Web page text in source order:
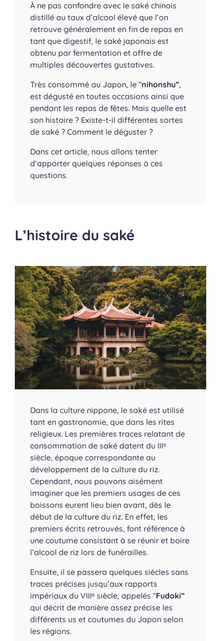
À ne pas confondre avec le saké chinois
distillé au taux d’alcool élevé que l’on
retrouve généralement en fin de repas en
tant que digestif, le saké japonais est
obtenu par fermentation et offre de
multiples découvertes gustatives.
Très consommé au Japon, le “nihonshu”,
est dégusté en toutes occasions ainsi que
pendant les repas de fêtes. Mais quelle est
son histoire ? Existe-t-il différentes sortes
de saké ? Comment le déguster ?
Dans cet article, nous allons tenter
d’apporter quelques réponses à ces
questions.
L’histoire du saké
Dans la culture nippone, le saké est utilisé
tant en gastronomie, que dans les rites
religieux. Les premières traces relatant de
consommation de saké datent du IIIᵉ
siècle, époque correspondante au
développement de la culture du riz.
Cependant, nous pouvons aisément
imaginer que les premiers usages de ces
boissons eurent lieu bien avant, dès le
début de la culture du riz. En effet, les
premiers écrits retrouvés, font référence à
une coutume consistant à se réunir et boire
l’alcool de riz lors de funérailles.
Ensuite, il se passera quelques siècles sans
traces précises jusqu’aux rapports
impériaux du VIIIᵉ siècle, appelés “Fudoki”
qui décrit de manière assez précise les
différents us et coutumes du Japon selon
les régions.